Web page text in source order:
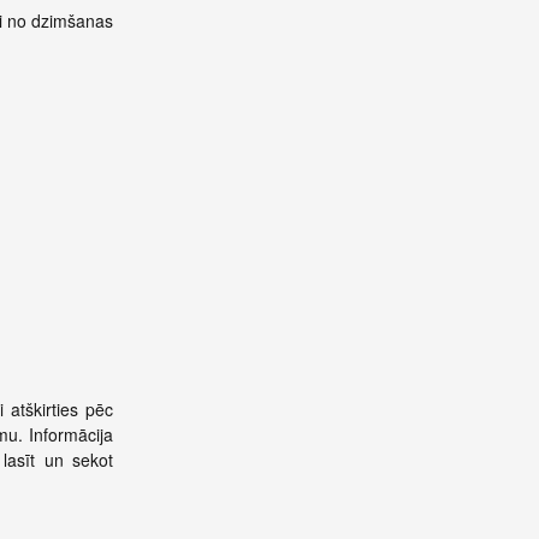
no dzimšanas
atškirties pēc
Informācija
un sekot